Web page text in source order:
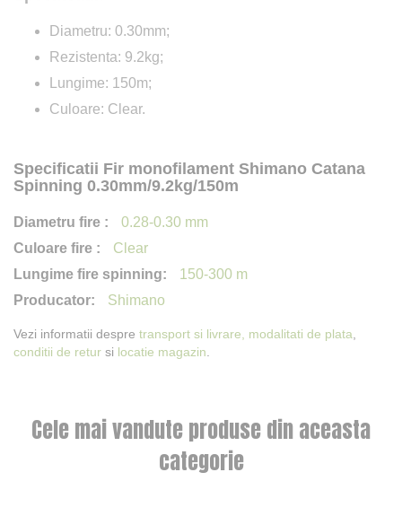
Diametru: 0.30mm;
Rezistenta: 9.2kg;
Lungime: 150m;
Culoare: Clear.
Specificatii Fir monofilament Shimano Catana
Spinning 0.30mm/9.2kg/150m
0.28-0.30 mm
Clear
150-300 m
Shimano
Vezi informatii despre transport si livrare, modalitati de plata
conditii de retur si locatie magazin
Cele mai vandute produse din aceasta
categorie